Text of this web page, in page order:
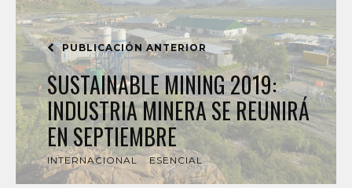
PUBLICACIÓN ANTERIOR
SUSTAINABLE MINING 2019:
INDUSTRIA MINERA SE REUNIRÁ
EN SEPTIEMBRE
INTERNACIONAL ESENCIAL